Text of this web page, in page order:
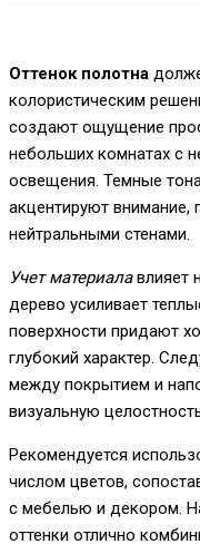
Оттенок полотна
колористическим
создают ощущение
небольших комнатах с
освещения. Темные
акцентируют внимание,
нейтральными стенами.
Учет материалавлияет
дерево усиливает
поверхности придают
глубокий характер.
между покрытием и
визуальную
Рекомендуется
числом цветов,
с мебелью и декором.
оттенки отлично